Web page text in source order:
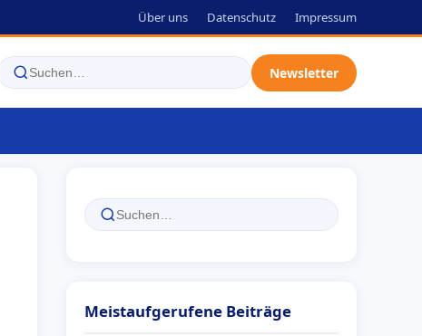
Über uns Datenschutz Impressum
Newsletter
Meistaufgerufene Beiträge